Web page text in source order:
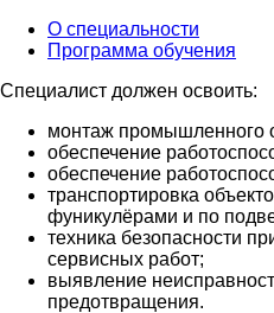
О специальности
Программа обучения
Специалист должен освоить:
монтаж промышленного
обеспечение
обеспечение
транспортировка
фуникулёрами и по
техника безопасности
сервисных работ;
выявление
предотвращения.